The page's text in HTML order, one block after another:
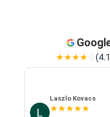
★★★★☆
Laszlo Kovacs
★★★★★